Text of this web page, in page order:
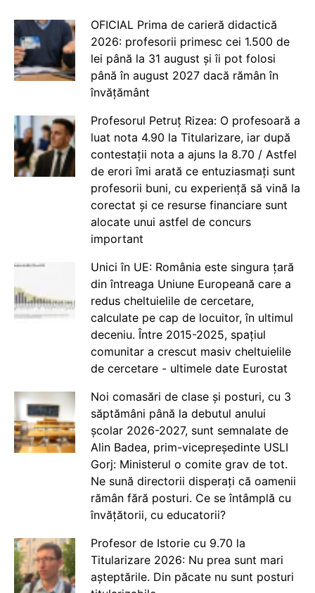
OFICIAL Prima de carieră didactică
2026: profesorii primesc cei 1.500 de
lei până la 31 august și îi pot folosi
până în august 2027 dacă rămân în
învățământ
Profesorul Petruț Rizea: O profesoară a
luat nota 4.90 la Titularizare, iar după
contestații nota a ajuns la 8.70 / Astfel
de erori îmi arată ce entuziasmați sunt
profesorii buni, cu experiență să vină la
corectat și ce resurse financiare sunt
alocate unui astfel de concurs
important
Unici în UE: România este singura țară
din întreaga Uniune Europeană care a
redus cheltuielile de cercetare,
calculate pe cap de locuitor, în ultimul
deceniu. Între 2015-2025, spațiul
comunitar a crescut masiv cheltuielile
de cercetare - ultimele date Eurostat
Noi comasări de clase și posturi, cu 3
săptămâni până la debutul anului
școlar 2026-2027, sunt semnalate de
Alin Badea, prim-vicepreședinte USLI
Gorj: Ministerul o comite grav de tot.
Ne sună directorii disperați că oamenii
rămân fără posturi. Ce se întâmplă cu
învățătorii, cu educatorii?
Profesor de Istorie cu 9.70 la
Titularizare 2026: Nu prea sunt mari
așteptările. Din păcate nu sunt posturi